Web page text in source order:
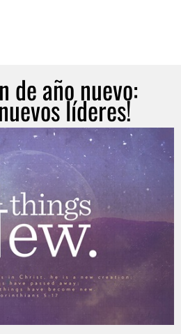
de año nuevo:
líderes!